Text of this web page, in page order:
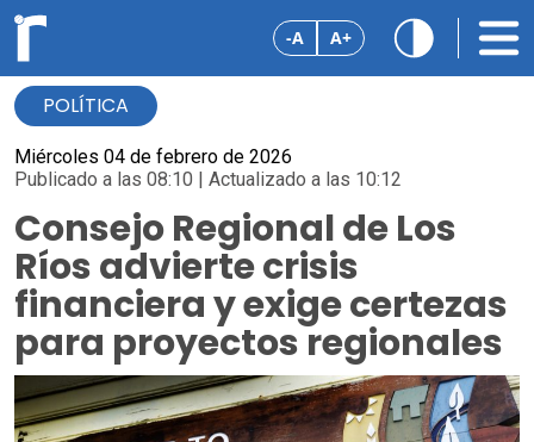
-A A+
POLÍTICA
Miércoles 04 de febrero de 2026
Publicado a las 08:10 | Actualizado a las 10:12
Consejo Regional de Los
Ríos advierte crisis
financiera y exige certezas
para proyectos regionales